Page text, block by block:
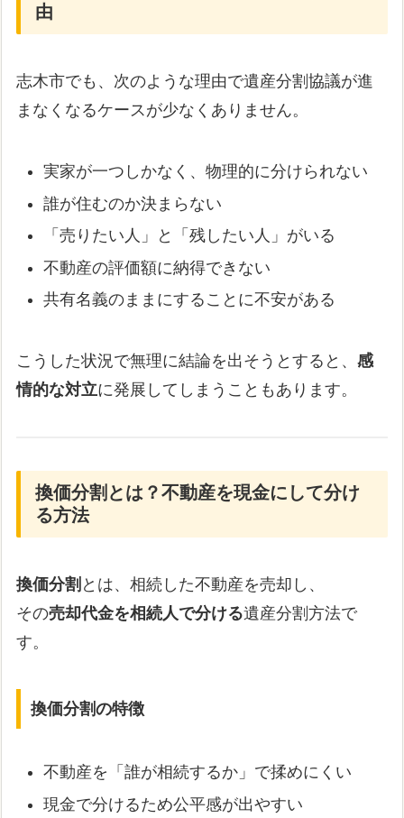
由
志木市でも、次のような理由で遺産分割協議が進
まなくなるケースが少なくありません。
実家が一つしかなく、物理的に分けられない
誰が住むのか決まらない
「売りたい人」と「残したい人」がいる
不動産の評価額に納得できない
共有名義のままにすることに不安がある
こうした状況で無理に結論を出そうとすると、感
情的な対立に発展してしまうこともあります。
換価分割とは？不動産を現金にして分け
る方法
換価分割 とは、相続した不動産を売却し、
その売却代金を相続人で分ける遺産分割方法で
す。
換価分割の特徴
不動産を「誰が相続するか」で揉めにくい
現金で分けるため公平感が出やすい